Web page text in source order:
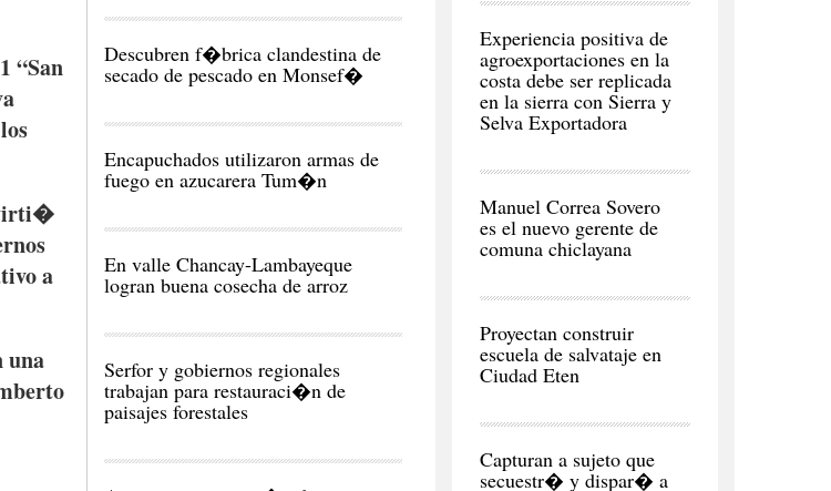
“San
a
una
Descubren f�brica clandestina de
secado de pescado en Monsef�
Encapuchados utilizaron armas de
fuego en azucarera Tum�n
En valle Chancay-Lambayeque
logran buena cosecha de arroz
Serfor y gobiernos regionales
trabajan para restauraci�n de
paisajes forestales
Experiencia positiva de
agroexportaciones en la
costa debe ser replicada
en la sierra con Sierra y
Selva Exportadora
Manuel Correa Sovero
es el nuevo gerente de
comuna chiclayana
Proyectan construir
escuela de salvataje en
Ciudad Eten
Capturan a sujeto que
secuestr� y dispar� a